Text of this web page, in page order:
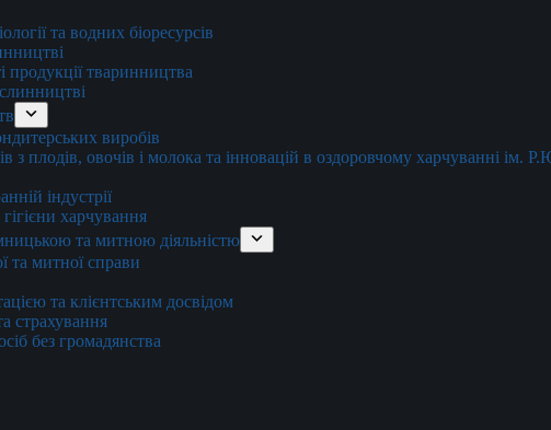
та водних біоресурсів
продукції тваринництва
виробів
з плодів, овочів і молока та інновацій в оздоровчому харчуванні ім.
індустрії
гігієни харчування
та митною діяльністю
та митної справи
та клієнтським досвідом
страхування
без громадянства